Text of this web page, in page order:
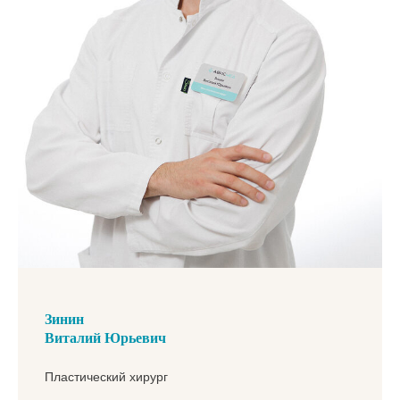
Зинин
Виталий Юрьевич
Пластический хирург